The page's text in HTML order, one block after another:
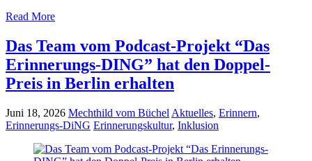
Read More
Das Team vom Podcast-Projekt “Das
Erinnerungs-DING” hat den Doppel-
Preis in Berlin erhalten
Juni 18, 2026 Mechthild vom Büchel Aktuelles, Erinnern,
Erinnerungs-DiNG Erinnerungskultur, Inklusion